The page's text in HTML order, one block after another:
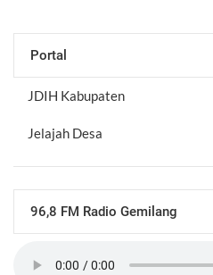
Portal
JDIH Kabupaten
Jelajah Desa
96,8 FM Radio Gemilang